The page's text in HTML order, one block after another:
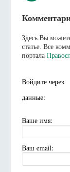
Здесь Вы
статье. Все
портала
Войдите через
данные:
Ваше имя:
Ваш email: